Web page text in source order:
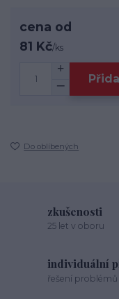
cena od
81 Kč/ks
Do oblíbených
zkušenosti
25 let v oboru
individuální
řešení